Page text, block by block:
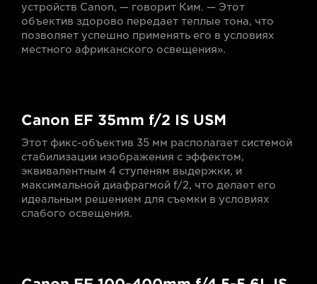
устройств Canon, — говорит Ким. — Этот
объектив здорово передает теплые тона, что
позволяет успешно применять его в условиях
местного африканского освещения».
Canon EF 35mm f/2 IS USM
Этот фикс-объектив 35 мм располагает системой
стабилизации изображения с эффектом,
эквивалентным 4 ступеням выдержки, и
максимальной диафрагмой f/2, что делает его
идеальным решением для съемки в условиях
слабого освещения.